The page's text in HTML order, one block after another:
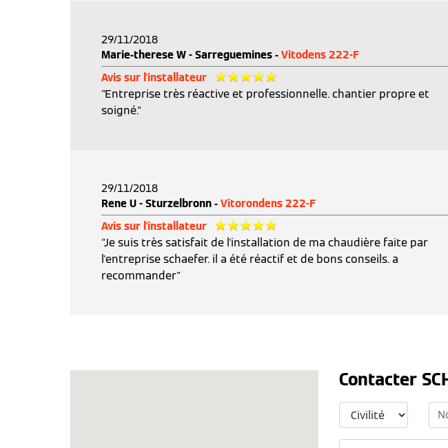
29/11/2018
Marie-therese W - Sarreguemines - Vitodens 222-F
Avis sur l'installateur
"Entreprise très réactive et professionnelle. chantier propre et
soigné."
29/11/2018
Rene U - Sturzelbronn - Vitorondens 222-F
Avis sur l'installateur
"Je suis très satisfait de l'installation de ma chaudière faite par
l'entreprise schaefer. il a été réactif et de bons conseils. a
recommander"
Contacter